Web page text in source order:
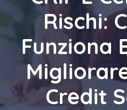
Rischi:
Funziona
Credit